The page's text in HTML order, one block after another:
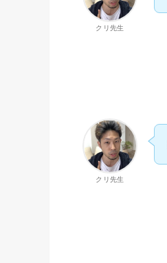
クリ先生
クリ先生